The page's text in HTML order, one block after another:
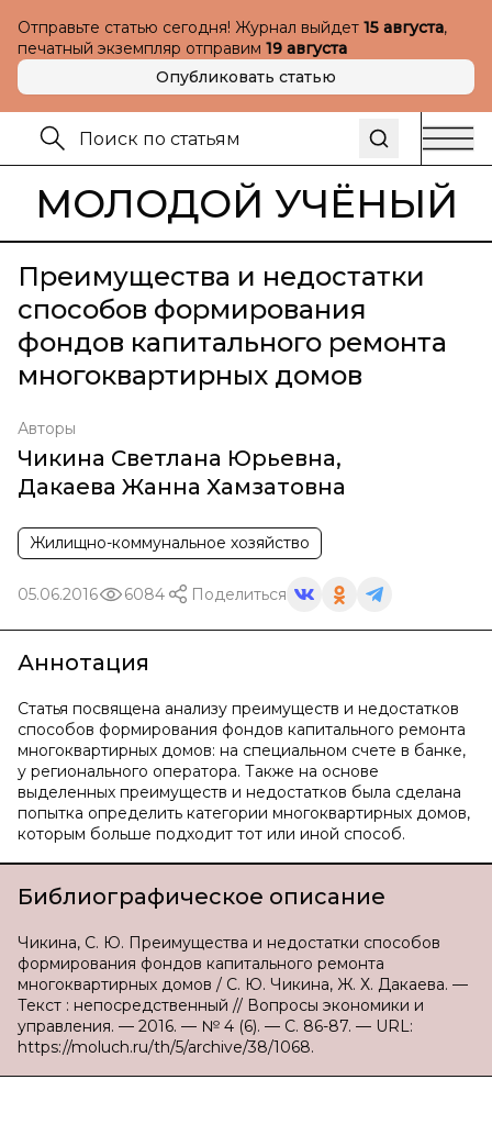
Отправьте статью сегодня! Журнал выйдет 15 августа,
печатный экземпляр отправим 19 августа
Опубликовать статью
МОЛОДОЙ УЧЁНЫЙ
Преимущества и недостатки
способов формирования
фондов капитального ремонта
многоквартирных домов
Авторы
Чикина Светлана Юрьевна,
Дакаева Жанна Хамзатовна
Жилищно-коммунальное хозяйство
05.06.2016 6084 Поделиться
Аннотация
Статья посвящена анализу преимуществ и недостатков
способов формирования фондов капитального ремонта
многоквартирных домов: на специальном счете в банке,
у регионального оператора. Также на основе
выделенных преимуществ и недостатков была сделана
попытка определить категории многоквартирных домов,
которым больше подходит тот или иной способ.
Библиографическое описание
Чикина, С. Ю. Преимущества и недостатки способов
формирования фондов капитального ремонта
многоквартирных домов / С. Ю. Чикина, Ж. Х. Дакаева. —
Текст : непосредственный // Вопросы экономики и
управления. — 2016. — № 4 (6). — С. 86-87. — URL:
https://moluch.ru/th/5/archive/38/1068.